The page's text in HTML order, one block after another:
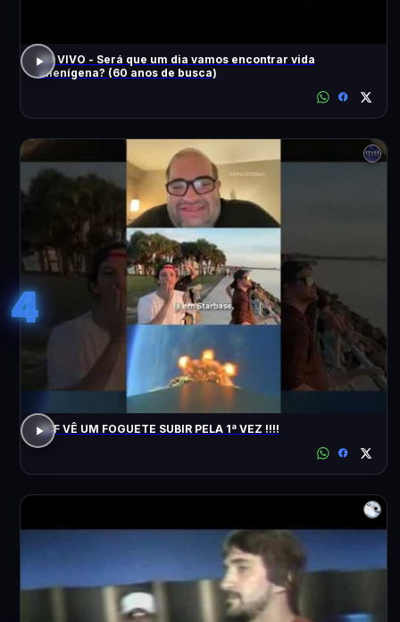
AO VIVO - Será que um dia vamos encontrar vida
alienígena? (60 anos de busca)
4
ACF VÊ UM FOGUETE SUBIR PELA 1ª VEZ !!!!